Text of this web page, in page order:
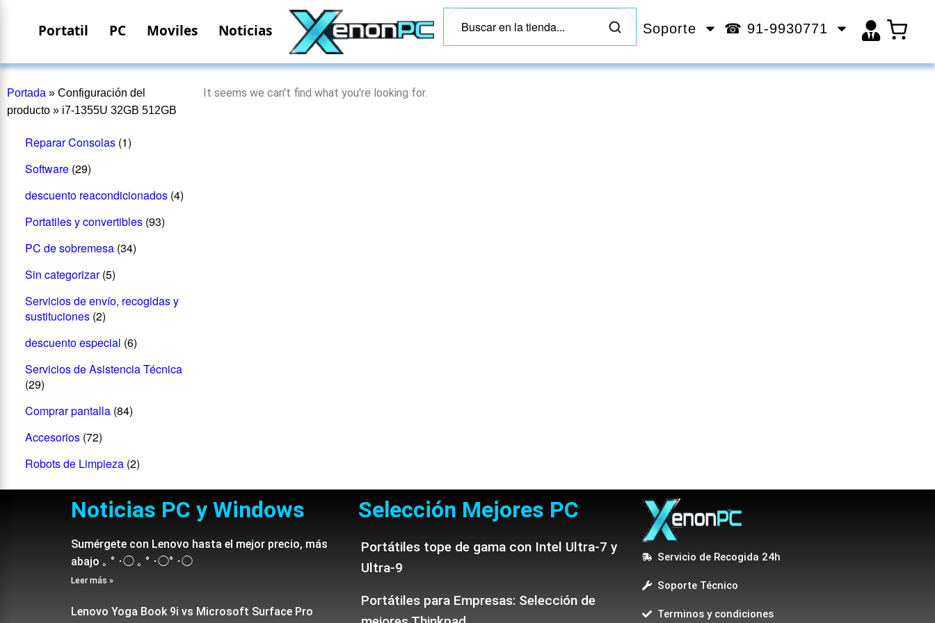
Portatil PC Moviles Noticias Soporte ☎ 91-9930771
Portada » Configuración del
producto » i7-1355U 32GB 512GB
Reparar Consolas (1)
Software (29)
descuento reacondicionados (4)
Portatiles y convertibles (93)
PC de sobremesa (34)
Sin categorizar (5)
Servicios de envío, recogidas y
sustituciones (2)
descuento especial (6)
Servicios de Asistencia Técnica
(29)
Comprar pantalla (84)
Accesorios (72)
Robots de Limpieza (2)
It seems we can't find what you're looking for.
Noticias PC y Windows
Sumérgete con Lenovo hasta el mejor precio, más
abajo ｡ ° ･◯ ｡ ° ･◯° ･◯
Leer más »
Lenovo Yoga Book 9i vs Microsoft Surface Pro
Selección Mejores PC
Portátiles tope de gama con Intel Ultra-7 y
Ultra-9
Portátiles para Empresas: Selección de
Servicio de Recogida 24h
Soporte Técnico
Terminos y condiciones